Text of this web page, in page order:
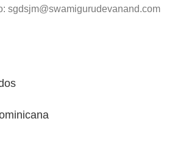
sgdsjm@swamigurudevanand.com